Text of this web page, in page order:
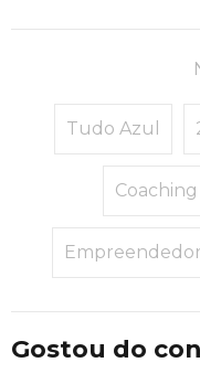
Tudo Azul
Coaching
Gostou do